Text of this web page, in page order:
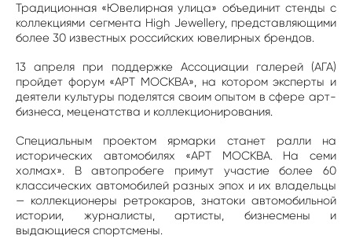
Традиционная «Ювелирная улица» объединит стенды с
коллекциями сегмента High Jewellery, представляющими
более 30 известных российских ювелирных брендов.
13 апреля при поддержке Ассоциации галерей (АГА)
пройдет форум «АРТ МОСКВА», на котором эксперты и
деятели культуры поделятся своим опытом в сфере арт-
бизнеса, меценатства и коллекционирования.
Специальным проектом ярмарки станет ралли на
исторических автомобилях «АРТ МОСКВА. На семи
холмах». В автопробеге примут участие более 60
классических автомобилей разных эпох и их владельцы
— коллекционеры ретрокаров, знатоки автомобильной
истории, журналисты, артисты, бизнесмены и
выдающиеся спортсмены.